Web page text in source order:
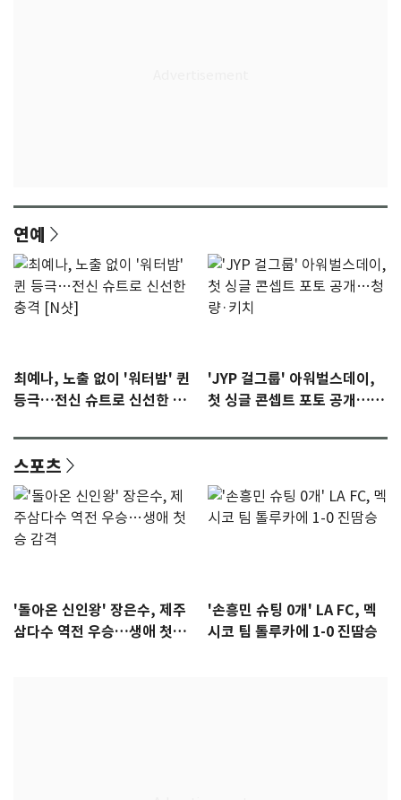
연예
최예나, 노출 없이 '워터밤' 퀸
등극…전신 슈트로 신선한 충
'JYP 걸그룹' 아워벌스데이,
첫 싱글 콘셉트 포토 공개…청
스포츠
'돌아온 신인왕' 장은수, 제주
삼다수 역전 우승…생애 첫승
'손흥민 슈팅 0개' LA FC, 멕
시코 팀 톨루카에 1-0 진땀승